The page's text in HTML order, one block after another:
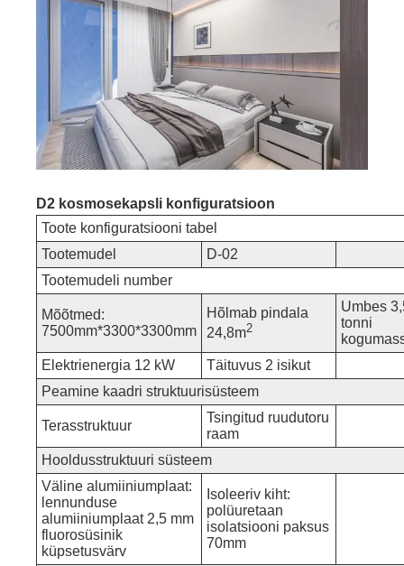
D2 kosmosekapsli konfiguratsioon
Toote konfiguratsiooni tabel
Tootemudel
D-02
Tootemudeli number
Mõõtmed:
7500mm*3300*3300mm
Hõlmab pindala
24,8m2
Umbes
tonni
Elektrienergia 12 kW
Täituvus 2 isikut
Peamine kaadri struktuurisüsteem
Terasstruktuur
Tsingitud ruudutoru
raam
Hooldusstruktuuri süsteem
Väline alumiiniumplaat:
lennunduse
alumiiniumplaat 2,5 mm
fluorosüsinik
küpsetusvärv
Isoleeriv kiht:
polüuretaan
isolatsiooni paksus
70mm